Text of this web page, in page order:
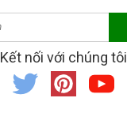
Kết nối với chúng tôi